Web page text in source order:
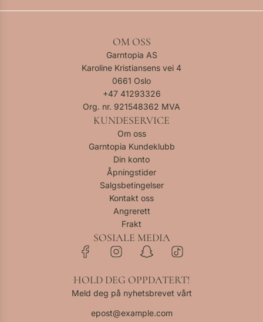
OM OSS
Garntopia AS
Karoline Kristiansens vei 4
0661 Oslo
+47 41293326
Org. nr. 921548362 MVA
KUNDESERVICE
Om oss
Garntopia Kundeklubb
Din konto
Åpningstider
Salgsbetingelser
Kontakt oss
Angrerett
Frakt
SOSIALE MEDIA
HOLD DEG OPPDATERT!
Meld deg på nyhetsbrevet vårt